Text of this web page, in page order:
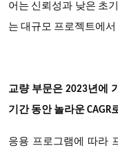
어는 신뢰성과 낮은 초
는 대규모 프로젝트에
교량 부문은 2023년에
기간 동안 놀라운
응용 프로그램에 따라